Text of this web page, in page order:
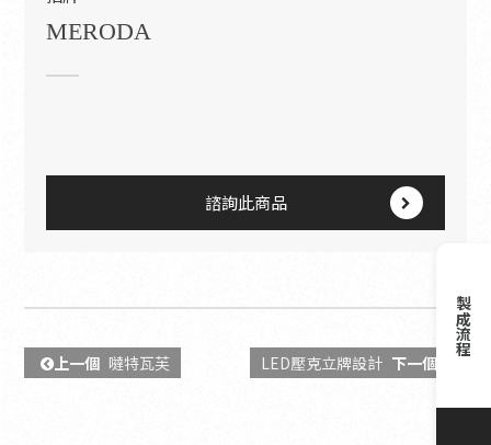
MERODA
諮詢此商品
上一個 噠特瓦芙 LED壓克立牌設計 下一個
製成流程